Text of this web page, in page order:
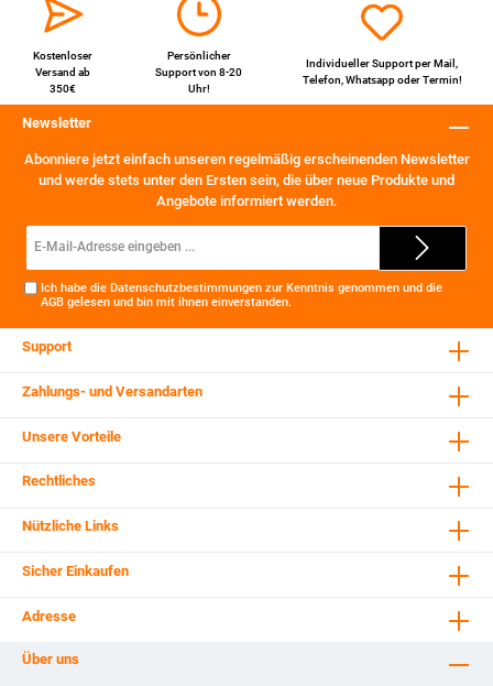
Kostenloser
Versand ab
350€
Persönlicher
Support von 8-20
Uhr!
Individueller Support perMail,
Telefon,WhatsappoderTermin!
Newsletter
Abonniere jetzt einfach unseren regelmäßig erscheinenden Newsletter
und werde stets unter den Ersten sein, die über neue Produkte und
Angebote informiert werden.
Ich habe die Datenschutzbestimmungen zur Kenntnis genommen und die
AGB gelesen und bin mit ihnen einverstanden.
Support
Zahlungs- und Versandarten
Unsere Vorteile
Rechtliches
Nützliche Links
Sicher Einkaufen
Adresse
Über uns